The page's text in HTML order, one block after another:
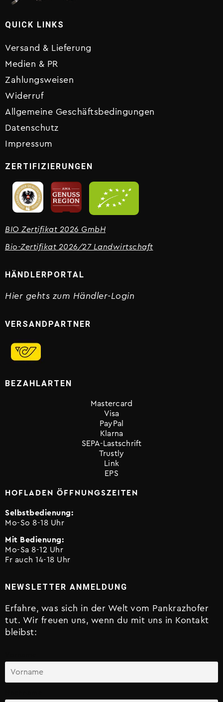
NEWSLETTER ANMELDUNG
Erfahre, was sich in der Welt vom Pankrazhofer
tut. Wir freuen uns, wenn du mit uns in Kontakt
bleibst:
HÄNDLERPORTAL
Hier gehts zum Händler-Login
VERSANDPARTNER
BEZAHLARTEN
Mastercard
Visa
PayPal
Klarna
SEPA-Lastschrift
Trustly
Link
EPS
HOFLADEN ÖFFNUNGSZEITEN
Selbstbedienung:
Mo-So 8-18 Uhr
Mit Bedienung:
Mo-Sa 8-12 Uhr
Fr auch 14-18 Uhr
QUICK LINKS
Versand & Lieferung
Medien & PR
Zahlungsweisen
Widerruf
Allgemeine Geschäftsbedingungen
Datenschutz
Impressum
ZERTIFIZIERUNGEN
BIO Zertifikat 2026 GmbH
Bio-Zertifikat 2026/27 Landwirtschaft